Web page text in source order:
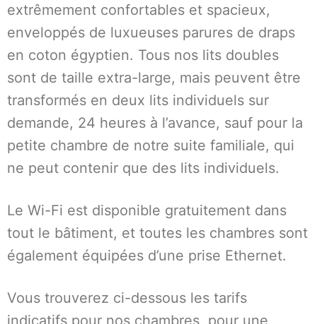
extrêmement confortables et spacieux,
enveloppés de luxueuses parures de draps
en coton égyptien. Tous nos lits doubles
sont de taille extra-large, mais peuvent être
transformés en deux lits individuels sur
demande, 24 heures à l’avance, sauf pour la
petite chambre de notre suite familiale, qui
ne peut contenir que des lits individuels.
Le Wi-Fi est disponible gratuitement dans
tout le bâtiment, et toutes les chambres sont
également équipées d’une prise Ethernet.
Vous trouverez ci-dessous les tarifs
indicatifs pour nos chambres, pour une